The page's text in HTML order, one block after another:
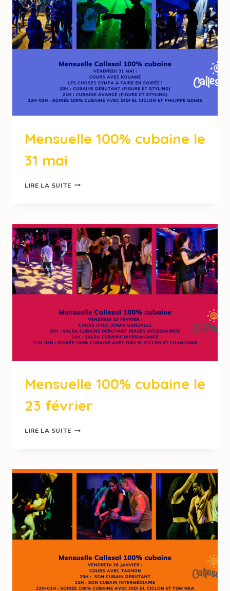
Mensuelle 100% cubaine le
31 mai
LIRE LA SUITE
Mensuelle 100% cubaine le
23 février
LIRE LA SUITE